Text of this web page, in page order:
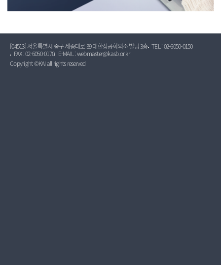
[04513] 서울특별시 중구 세종대로 39 대한상공회의소 빌딩 3층 TEL : 02-6050-0150
FAX : 02-6050-0170
E-MAIL : webmaster@kasb.or.kr
Copyright ©KAI all rights reserved